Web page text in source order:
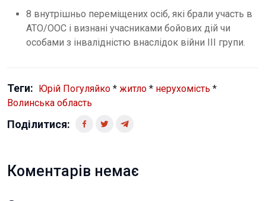
8 внутрішньо переміщених осіб, які брали участь в
АТО/ООС і визнані учасниками бойових дій чи
особами з інвалідністю внаслідок війни III групи.
Теги: Юрій Погуляйко * житло * нерухомість *
Волинська область
Поділитися:
Коментарів немає